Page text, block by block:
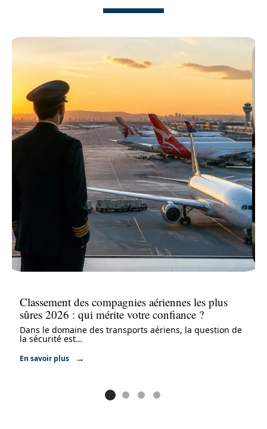
Classement des compagnies aériennes les plus
sûres 2026 : qui mérite votre confiance ?
Dans le domaine des transports aériens, la question de
la sécurité est…
En savoir plus